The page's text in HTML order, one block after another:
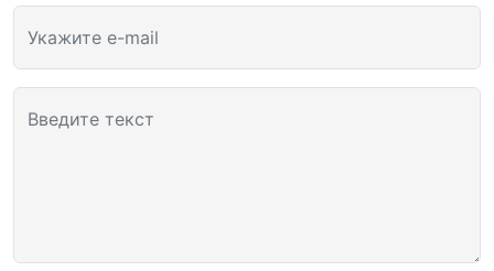
Укажите e-mail
Введите текст